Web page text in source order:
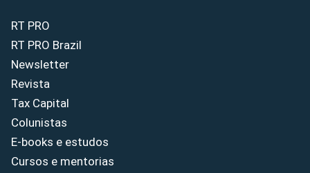
RT PRO
RT PRO Brazil
Newsletter
Revista
Tax Capital
Colunistas
E-books e estudos
Cursos e mentorias